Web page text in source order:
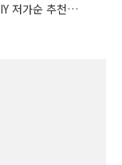
저가순 추천
신발 diy 랭킹!!